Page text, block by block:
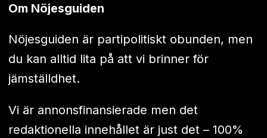
Om Nöjesguiden
Nöjesguiden är partipolitiskt obunden, men
du kan alltid lita på att vi brinner för
jämställdhet.
Vi är annonsfinansierade men det
redaktionella innehållet är just det – 100%